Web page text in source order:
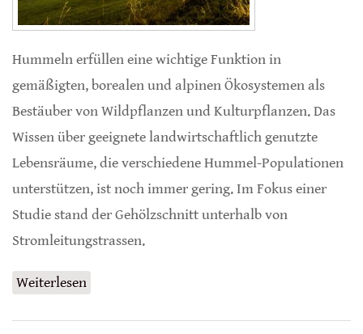
Hummeln erfüllen eine wichtige Funktion in
gemäßigten, borealen und alpinen Ökosystemen als
Bestäuber von Wildpflanzen und Kulturpflanzen. Das
Wissen über geeignete landwirtschaftlich genutzte
Lebensräume, die verschiedene Hummel-Populationen
unterstützen, ist noch immer gering. Im Fokus einer
Studie stand der Gehölzschnitt unterhalb von
Stromleitungstrassen.
Weiterlesen